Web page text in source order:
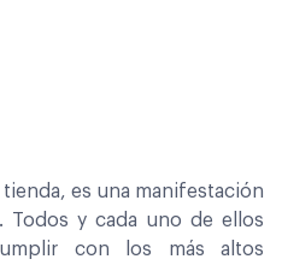
es una manifestación
Todos y cada uno de ellos
con los más altos